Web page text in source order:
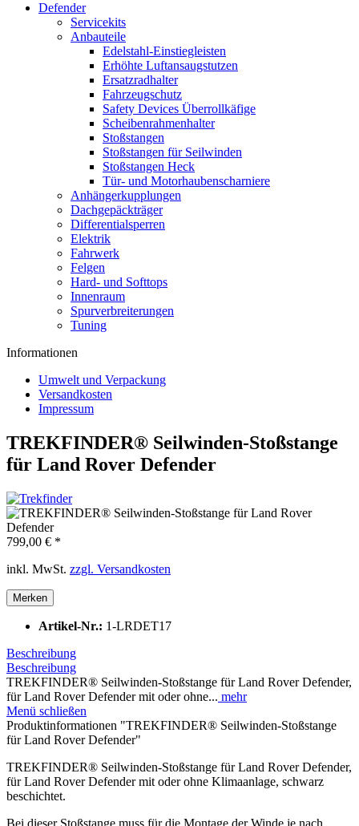
Defender
Servicekits
Anbauteile
Edelstahl-Einstiegleisten
Erhöhte Luftansaugstutzen
Ersatzradhalter
Fahrzeugschutz
Safety Devices Überrollkäfige
Scheibenrahmenhalter
Stoßstangen
Stoßstangen für Seilwinden
Stoßstangen Heck
Tür- und Motorhaubenscharniere
Anhängerkupplungen
Dachgepäckträger
Differentialsperren
Elektrik
Fahrwerk
Felgen
Hard- und Softtops
Innenraum
Spurverbreiterungen
Tuning
Informationen
Umwelt und Verpackung
Versandkosten
Impressum
TREKFINDER® Seilwinden-Stoßstange
für Land Rover Defender
799,00 € *
inkl. MwSt. zzgl. Versandkosten
Merken
Artikel-Nr.: 1-LRDET17
Beschreibung
Beschreibung
TREKFINDER® Seilwinden-Stoßstange für Land Rover Defender,
für Land Rover Defender mit oder ohne... mehr
Menü schließen
Produktinformationen "TREKFINDER® Seilwinden-Stoßstange
für Land Rover Defender"
TREKFINDER® Seilwinden-Stoßstange für Land Rover Defender,
für Land Rover Defender mit oder ohne Klimaanlage, schwarz
beschichtet.
Bei dieser Stoßstange muss für die Montage der Winde je nach